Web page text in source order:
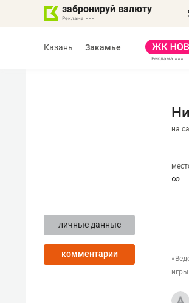
забронируй валюту
Казань Закамье
личные данные
комментарии
на
∞
игры
правил,
полгода»
Как бизнесу
чем